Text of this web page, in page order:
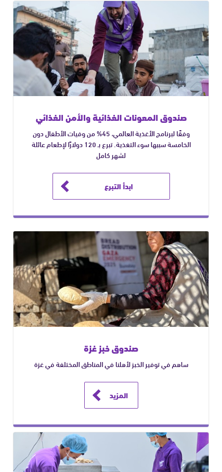
صندوق المعونات الغذائية والأمن الغذائي
وفقًا لبرنامج الأغذية العالمي، 45% من وفيات الأطفال دون
الخامسة سببها سوء التغذية. تبرع بـ 120 دولارًا لإطعام عائلة
لشهر كامل
ابدأ التبرع
صندوق خبز غزة
ساهم في توفير الخبز لأهلنا في المناطق المختلفة في غزة
المزيد